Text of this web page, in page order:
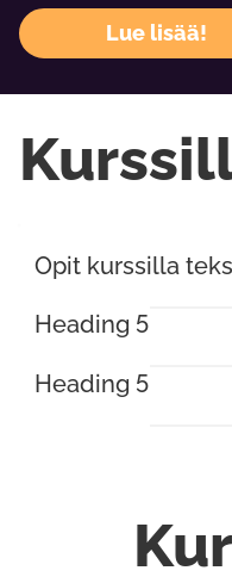
Lue lisää!
Opit kurssilla
Heading 5
Heading 5